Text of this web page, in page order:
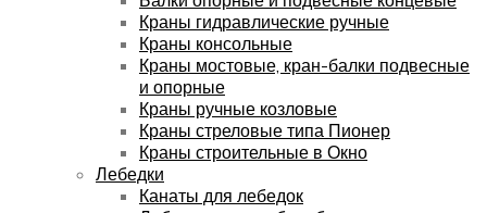
Краны гидравлические ручные
Краны консольные
Краны мостовые, кран-балки подвесные
и опорные
Краны ручные козловые
Краны стреловые типа Пионер
Краны строительные в Окно
Лебедки
Канаты для лебедок